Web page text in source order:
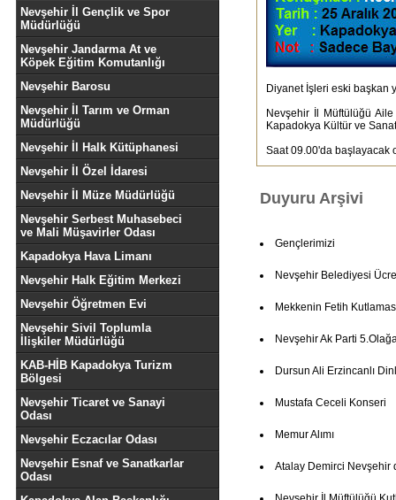
Nevşehir İl Gençlik ve Spor
Müdürlüğü
Nevşehir Jandarma At ve
Köpek Eğitim Komutanlığı
Nevşehir Barosu
Nevşehir İl Tarım ve Orman
Müdürlüğü
Nevşehir İl Halk Kütüphanesi
Nevşehir İl Özel İdaresi
Nevşehir İl Müze Müdürlüğü
Nevşehir Serbest Muhasebeci
ve Mali Müşavirler Odası
Kapadokya Hava Limanı
Nevşehir Halk Eğitim Merkezi
Nevşehir Öğretmen Evi
Nevşehir Sivil Toplumla
İlişkiler Müdürlüğü
KAB-HİB Kapadokya Turizm
Bölgesi
Nevşehir Ticaret ve Sanayi
Odası
Nevşehir Eczacılar Odası
Nevşehir Esnaf ve Sanatkarlar
Odası
Diyanet İşleri eski başkan
Nevşehir İl Müftülüğü
Kapadokya Kültür ve
Saat 09.00'da başlayacak
Duyuru Arşivi
Gençlerimizi
Nevşehir Belediyesi
Mekkenin Fetih
Nevşehir Ak Parti
Dursun Ali Erzincanlı
Mustafa Ceceli Konseri
Memur Alımı
Atalay Demirci Nevşehir